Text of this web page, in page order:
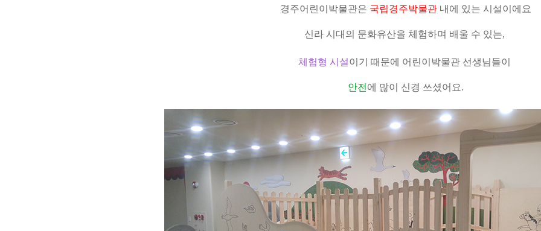
경주어린이박물관은 국립경주박물관 내에 있는 시설이에요
신라 시대의 문화유산을 체험하며 배울 수 있는,
체험형 시설이기 때문에 어린이박물관 선생님들이
안전 에 많이 신경 쓰셨어요.